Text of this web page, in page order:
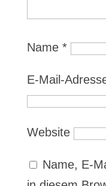
Name *
E-Mail-
Website
Name, E-